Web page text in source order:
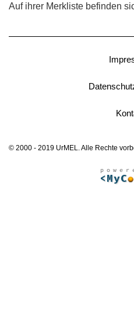
Auf ihrer Merkliste befinden
© 2000 - 2019 UrMEL. Alle Rechte